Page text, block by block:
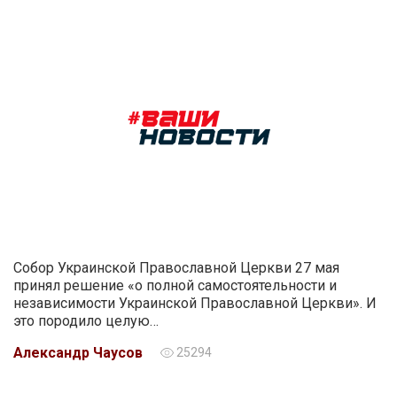
Собор Украинской Православной Церкви 27 мая
принял решение «о полной самостоятельности и
независимости Украинской Православной Церкви». И
это породило целую…
Александр Чаусов
25294